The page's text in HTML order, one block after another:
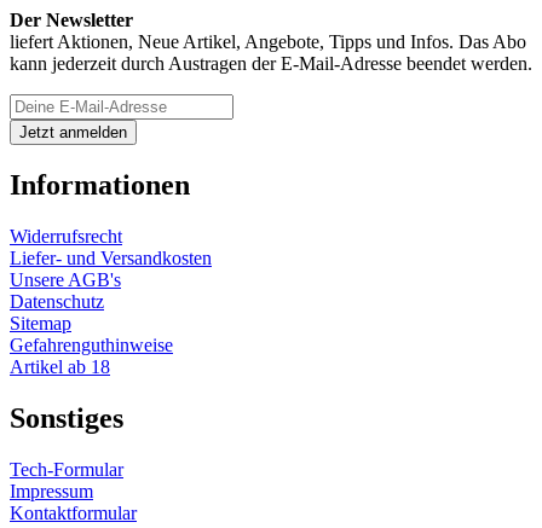
Der Newsletter
liefert Aktionen, Neue Artikel, Angebote, Tipps und Infos. Das Abo
kann jederzeit durch Austragen der E-Mail-Adresse beendet werden.
Informationen
Widerrufsrecht
Liefer- und Versandkosten
Unsere AGB's
Datenschutz
Sitemap
Gefahrenguthinweise
Artikel ab 18
Sonstiges
Tech-Formular
Impressum
Kontaktformular